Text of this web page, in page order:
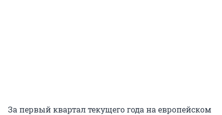
За первый квартал текущего года на европейском